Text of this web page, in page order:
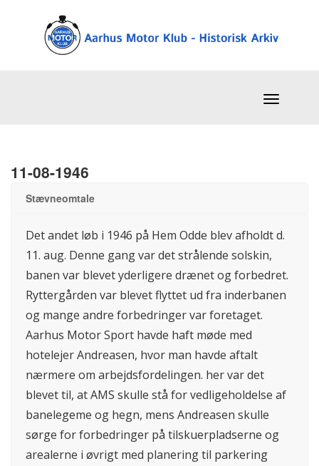
11-08-1946
Stævneomtale
Det andet løb i 1946 på Hem Odde blev afholdt d.
11. aug. Denne gang var det strålende solskin,
banen var blevet yderligere drænet og forbedret.
Ryttergården var blevet flyttet ud fra inderbanen
og mange andre forbedringer var foretaget.
Aarhus Motor Sport havde haft møde med
hotelejer Andreasen, hvor man havde aftalt
nærmere om arbejdsfordelingen. her var det
blevet til, at AMS skulle stå for vedligeholdelse af
banelegeme og hegn, mens Andreasen skulle
sørge for forbedringer på tilskuerpladserne og
arealerne i øvrigt med planering til parkering